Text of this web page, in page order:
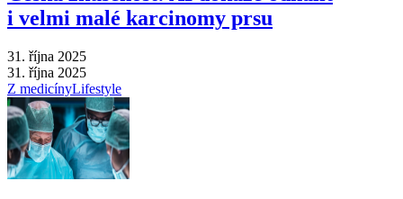
i velmi malé karcinomy prsu
31. října 2025
31. října 2025
Z medicínyLifestyle